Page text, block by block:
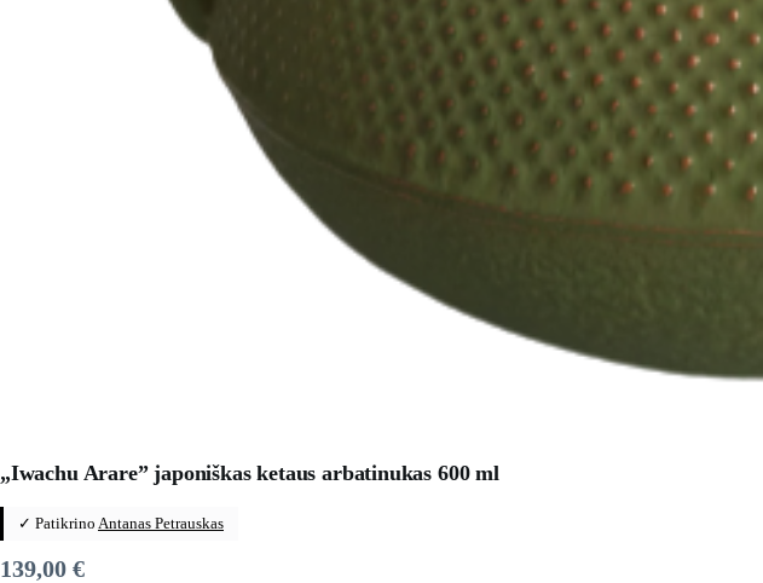
„Iwachu Arare” japoniškas ketaus arbatinukas 600 ml
✓ Patikrino Antanas Petrauskas
139,00 €